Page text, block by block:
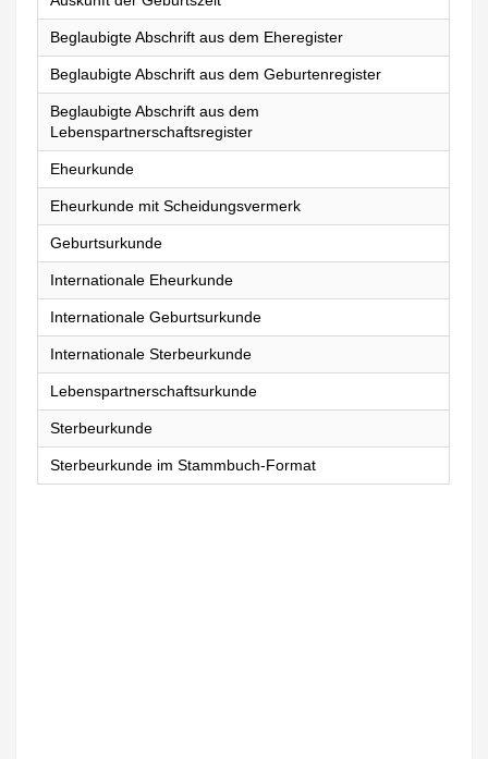
Beglaubigte Abschrift aus dem Eheregister
Beglaubigte Abschrift aus dem Geburtenregister
Beglaubigte Abschrift aus dem
Lebenspartnerschaftsregister
Eheurkunde
Eheurkunde mit Scheidungsvermerk
Geburtsurkunde
Internationale Eheurkunde
Internationale Geburtsurkunde
Internationale Sterbeurkunde
Lebenspartnerschaftsurkunde
Sterbeurkunde
Sterbeurkunde im Stammbuch-Format